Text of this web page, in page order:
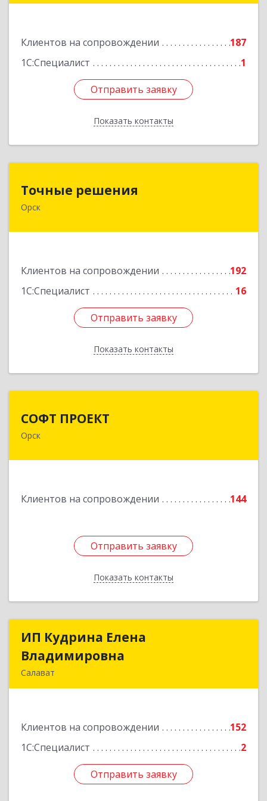
Клиентов на сопровождении
187
1С:Специалист
1
Отправить заявку
Показать контакты
Отправить заявку
Назад
Точные решения
Орск
Клиентов на сопровождении
192
1С:Специалист
16
Отправить заявку
Показать контакты
Подробнее
Отправить заявку
Назад
СОФТ ПРОЕКТ
Орск
Клиентов на сопровождении 144
Отправить заявку
Показать контакты
Отправить заявку
Назад
ИП Кудрина Елена
Владимировна
Салават
Клиентов на сопровождении
152
1С:Специалист
2
Отправить заявку
ИП Кудрина Елена
Подробнее
Отправить заявку